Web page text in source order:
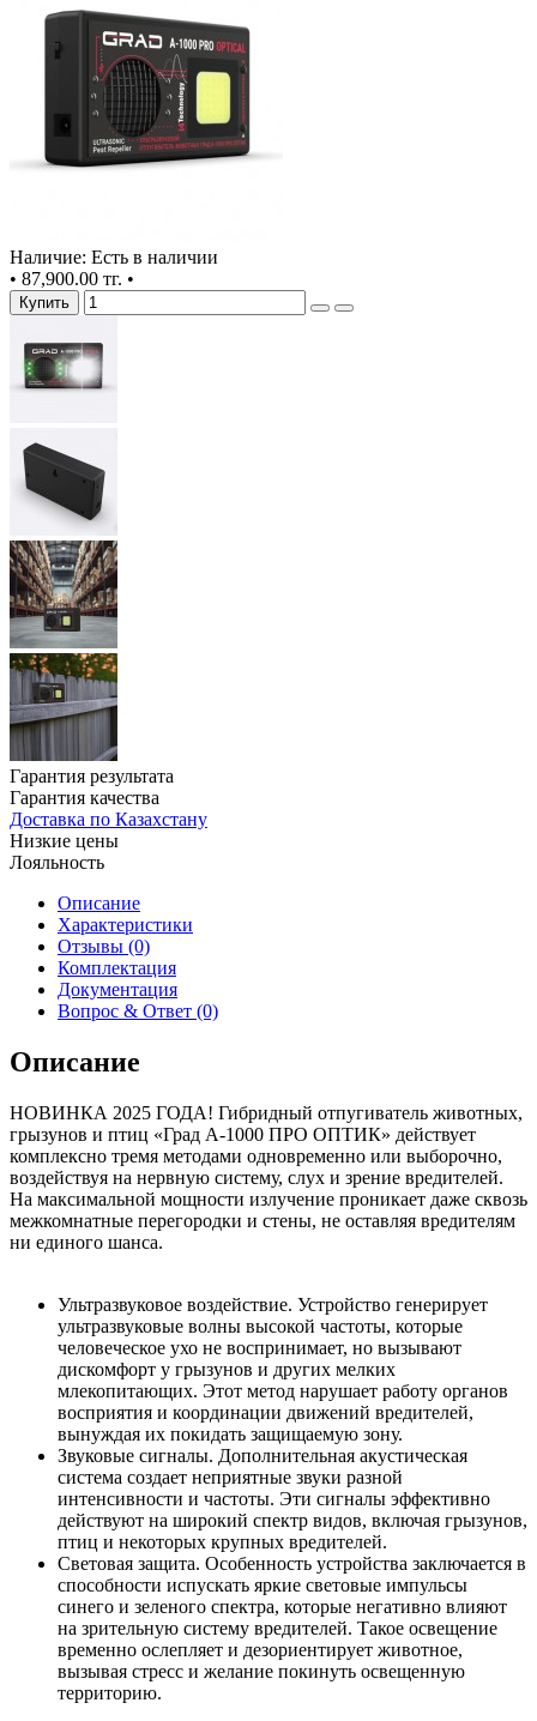
Наличие: Есть в наличии
• 87,900.00 тг. •
Купить
Гарантия результата
Гарантия качества
Доставка по Казахстану
Низкие цены
Лояльность
Описание
Характеристики
Отзывы (0)
Комплектация
Документация
Вопрос & Ответ (0)
Описание
НОВИНКА 2025 ГОДА! Гибридный отпугиватель животных,
грызунов и птиц «Град А-1000 ПРО ОПТИК» действует
комплексно тремя методами одновременно или выборочно,
воздействуя на нервную систему, слух и зрение вредителей.
На максимальной мощности излучение проникает даже сквозь
межкомнатные перегородки и стены, не оставляя вредителям
ни единого шанса.
Ультразвуковое воздействие. Устройство генерирует
ультразвуковые волны высокой частоты, которые
человеческое ухо не воспринимает, но вызывают
дискомфорт у грызунов и других мелких
млекопитающих. Этот метод нарушает работу органов
восприятия и координации движений вредителей,
вынуждая их покидать защищаемую зону.
Звуковые сигналы. Дополнительная акустическая
система создает неприятные звуки разной
интенсивности и частоты. Эти сигналы эффективно
действуют на широкий спектр видов, включая грызунов,
птиц и некоторых крупных вредителей.
Световая защита. Особенность устройства заключается в
способности испускать яркие световые импульсы
синего и зеленого спектра, которые негативно влияют
на зрительную систему вредителей. Такое освещение
временно ослепляет и дезориентирует животное,
вызывая стресс и желание покинуть освещенную
территорию.